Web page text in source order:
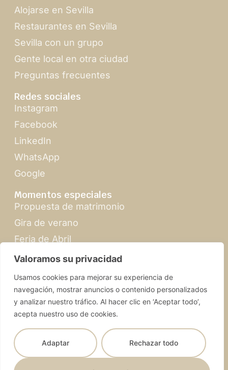
Valoramos su privacidad
Usamos cookies para mejorar su experiencia de
navegación, mostrar anuncios o contenido personalizados
y analizar nuestro tráfico. Al hacer clic en ‘Aceptar todo’,
acepta nuestro uso de cookies.
Adaptar Rechazar todo
Alojarse en Sevilla
Restaurantes en Sevilla
Sevilla con un grupo
Gente local en otra ciudad
Preguntas frecuentes
Redes sociales
Instagram
Facebook
LinkedIn
WhatsApp
Google
Momentos especiales
Propuesta de matrimonio
Gira de verano
Feria de Abril
Navidad en Sevilla
SevillabyMandy.com | © 2026 Todos los derechos
reservados
Términos y condiciones
Política de privacidad
Diseño web
Selva Digital